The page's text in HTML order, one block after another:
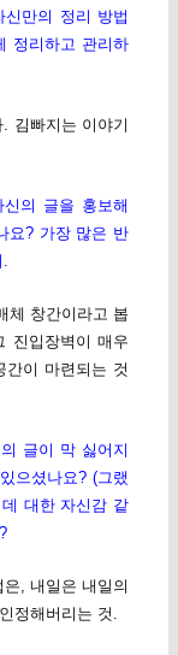
만의 정리 방법
정리하고 관리하
김빠지는 이야기
의 글을 홍보해
요? 가장 많은 반
.
체 창간이라고 봅
진입장벽이 매우
이 마련되는 것
글이 막 싫어지
으셨나요? (그랬
대한 자신감 같
, 내일은 내일의
정해버리는 것.